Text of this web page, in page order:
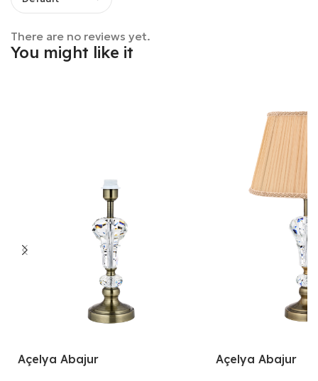
There are no reviews yet.
You might like it
Açelya Abajur Açelya Abajur